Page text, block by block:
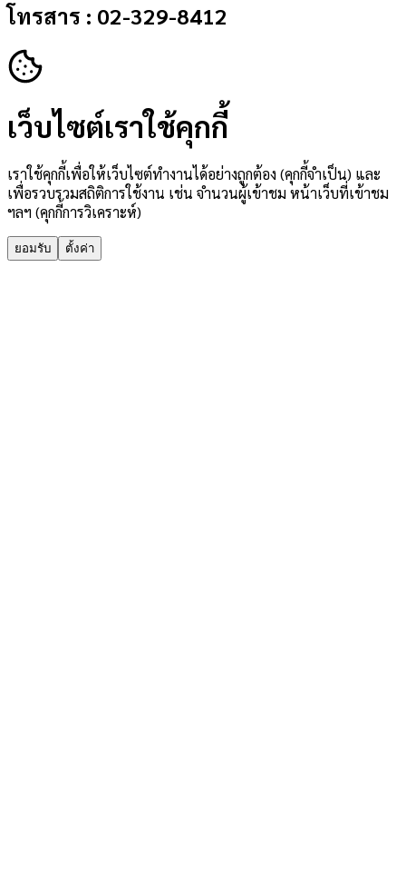
โทรสาร : 02-329-8412
เว็บไซต์เราใช้คุกกี้
เราใช้คุกกี้เพื่อให้เว็บไซต์ทำงานได้อย่างถูกต้อง (คุกกี้จำเป็น) และ
เพื่อรวบรวมสถิติการใช้งาน เช่น จำนวนผู้เข้าชม หน้าเว็บที่เข้าชม
ฯลฯ (คุกกี้การวิเคราะห์)
ยอมรับ ตั้งค่า